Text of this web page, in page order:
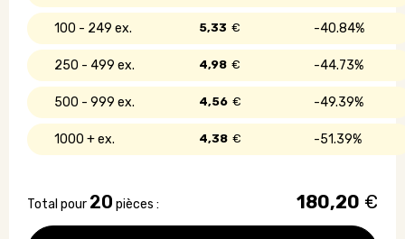
100 - 249 40.84%
5,33 €
250 - 499 44.73%
4,98 €
500 - 999 49.39%
4,56 €
1000 + 51.39%
4,38 €
Total pour 20 pièces : 180,20 €